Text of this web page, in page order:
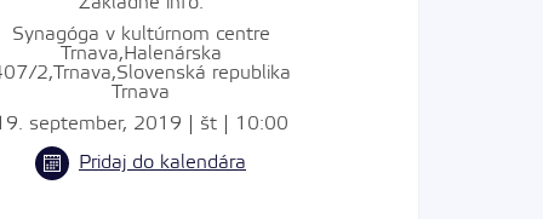
Synagóga v kultúrnom centre
Trnava,Halenárska
2,Trnava,Slovenská republika
Trnava
september, 2019 | št | 10:00
Pridaj do kalendára